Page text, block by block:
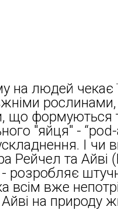
на людей чекає
що формуються
"яйця" -
І чи
Рейчел та Айві
всім вже
на природу